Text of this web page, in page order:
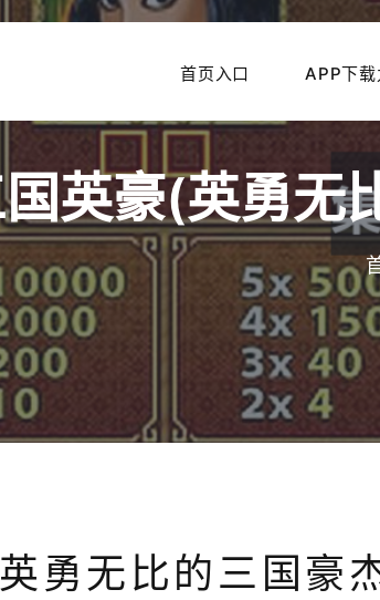
首页入口 APP下载
英豪(英勇无
勇无比的三国豪